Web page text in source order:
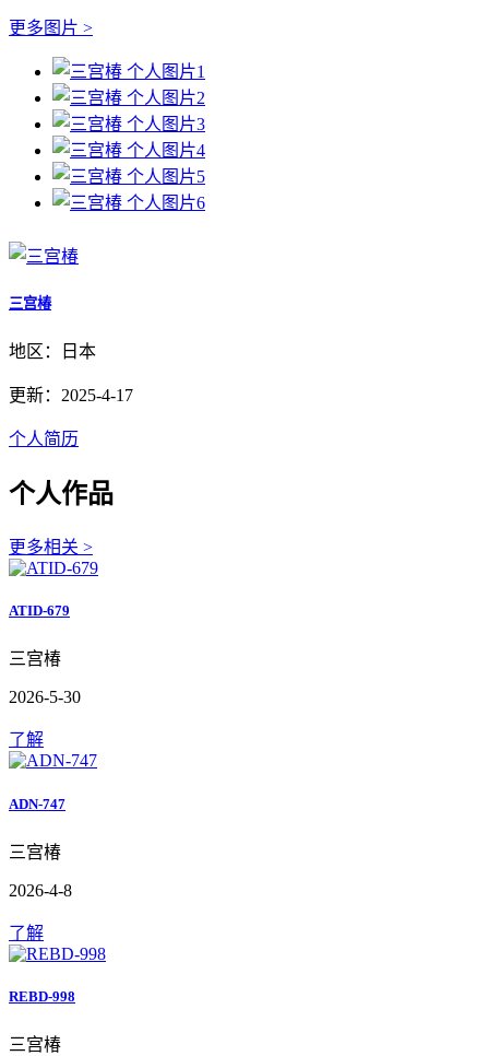
更多图片 >
三宫椿
地区：日本
更新：2025-4-17
个人简历
个人作品
更多相关 >
ATID-679
三宫椿
2026-5-30
了解
ADN-747
三宫椿
2026-4-8
了解
REBD-998
三宫椿